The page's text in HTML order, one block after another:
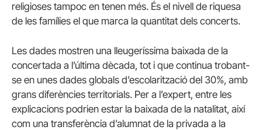
religioses tampoc en tenen més. És el nivell de riquesa
de les famílies el que marca la quantitat dels concerts.
Les dades mostren una lleugeríssima baixada de la
concertada a l’última dècada, tot i que continua trobant-
se en unes dades globals d’escolarització del 30%, amb
grans diferències territorials. Per a l’expert, entre les
explicacions podrien estar la baixada de la natalitat, així
com una transferència d’alumnat de la privada a la